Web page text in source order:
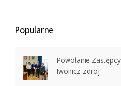
Popularne
Powołanie
Iwonicz-Zdrój